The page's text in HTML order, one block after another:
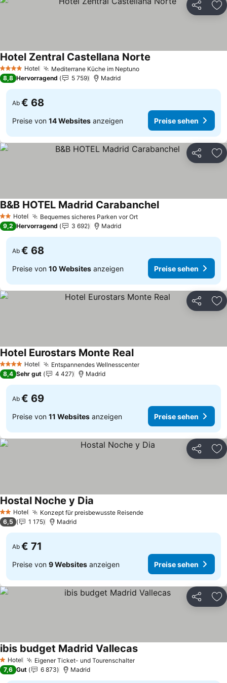
Teilen
4 Sterne Hotel Mediterrane Küche im NeptunoPreise sehen
Hotel Zentral Castellana Norte
8,8 Hervorragend 5 759 Madrid
Ab € 68
Preise von 14 Websites anzeigen Preise sehen
Teilen
2 Sterne
Hotel Bequemes sicheres Parken vor OrtPreise sehen
B&B HOTEL Madrid CarabanchelPreise sehen
9,2 Hervorragend 3 692 Madrid
Ab € 68
Preise von 10 Websites anzeigen Preise sehen
Teilen
4 Sterne Hotel Entspannendes WellnesscenterPreise sehen
Hotel Eurostars Monte RealPreise sehen
8,4 Sehr gut 4 427 Madrid
Ab € 69
Preise von 11 Websites anzeigen Preise sehen
Teilen
2 Sterne
Hotel Konzept für preisbewusste ReisendePreise sehen
Hostal Noche y Dia
6,5 1 175 Madrid
Ab € 71
Preise von 9 Websites anzeigen Preise sehen
Teilen
1 Sterne
Hotel Eigener Ticket- und TourenschalterPreise sehen
ibis budget Madrid VallecasPreise sehen
7,6 Gut 6 873 Madrid